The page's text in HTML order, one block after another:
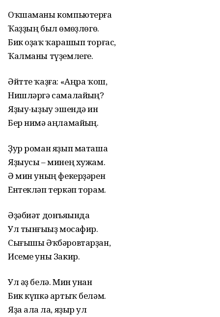
Оҡшаманы компьютерға
Ҡаҙҙың был һөмһөҙлөгө.
Бик оҙаҡ ҡарашып торғас,
Ҡалманы түҙемлеге.
Әйтте ҡаҙға: «Аңра ҡош,
Нишләргә самалайһың?
Яҙыу-һыҙыу эшендә һин
Бер нимә аңламайһың.
Ҙур роман яҙып маташа
Яҙыусы – минең хужам.
Ә мин уның фекерҙәрен
Ентекләп теркәп торам.
Әҙәбиәт донъяһында
Ул тынғыһыҙ мосафир.
Сығышы Әҡбәровтарҙан,
Исеме уны Закир.
Ул әҙ белә. Мин унан
Бик күпкә артыҡ беләм.
Яҙа алһа ла, яҙыр ул